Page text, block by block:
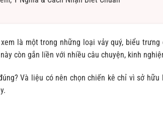
là một trong những loại vảy quý, biểu trưng
còn gắn liền với nhiều câu chuyện, kinh
Và liệu có nên chọn chiến kê chỉ vì sở